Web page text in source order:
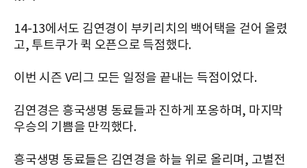
14-13에서도 김연경이 부키리치의 백어택을 걷어 올렸
고, 투트쿠가 퀵 오픈으로 득점했다.
이번 시즌 V리그 모든 일정을 끝내는 득점이었다.
김연경은 흥국생명 동료들과 진하게 포옹하며, 마지막
우승의 기쁨을 만끽했다.
흥국생명 동료들은 김연경을 하늘 위로 올리며, 고별전